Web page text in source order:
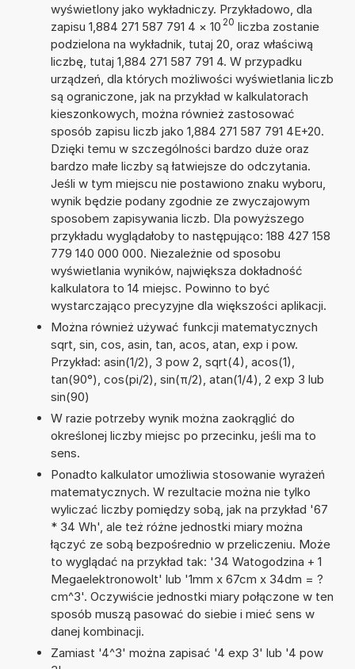
wyświetlony jako wykładniczy. Przykładowo, dla
zapisu 1,884 271 587 791 4 × 10 20 liczba zostanie
podzielona na wykładnik, tutaj 20, oraz właściwą
liczbę, tutaj 1,884 271 587 791 4. W przypadku
urządzeń, dla których możliwości wyświetlania liczb
są ograniczone, jak na przykład w kalkulatorach
kieszonkowych, można również zastosować
sposób zapisu liczb jako 1,884 271 587 791 4E+20.
Dzięki temu w szczególności bardzo duże oraz
bardzo małe liczby są łatwiejsze do odczytania.
Jeśli w tym miejscu nie postawiono znaku wyboru,
wynik będzie podany zgodnie ze zwyczajowym
sposobem zapisywania liczb. Dla powyższego
przykładu wyglądałoby to następująco: 188 427 158
779 140 000 000. Niezależnie od sposobu
wyświetlania wyników, największa dokładność
kalkulatora to 14 miejsc. Powinno to być
wystarczająco precyzyjne dla większości aplikacji.
Można również używać funkcji matematycznych
sqrt, sin, cos, asin, tan, acos, atan, exp i pow.
Przykład: asin(1/2), 3 pow 2, sqrt(4), acos(1),
tan(90°), cos(pi/2), sin(π/2), atan(1/4), 2 exp 3 lub
sin(90)
W razie potrzeby wynik można zaokrąglić do
określonej liczby miejsc po przecinku, jeśli ma to
sens.
Ponadto kalkulator umożliwia stosowanie wyrażeń
matematycznych. W rezultacie można nie tylko
wyliczać liczby pomiędzy sobą, jak na przykład '67
* 34 Wh', ale też różne jednostki miary można
łączyć ze sobą bezpośrednio w przeliczeniu. Może
to wyglądać na przykład tak: '34 Watogodzina + 1
Megaelektronowolt' lub '1mm x 67cm x 34dm = ?
cm^3'. Oczywiście jednostki miary połączone w ten
sposób muszą pasować do siebie i mieć sens w
danej kombinacji.
Zamiast '4^3' można zapisać '4 exp 3' lub '4 pow